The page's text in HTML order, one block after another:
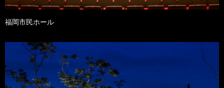
福岡市民ホール